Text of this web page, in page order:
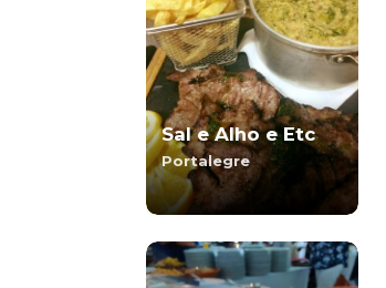
Sal e Alho e Etc
Portalegre